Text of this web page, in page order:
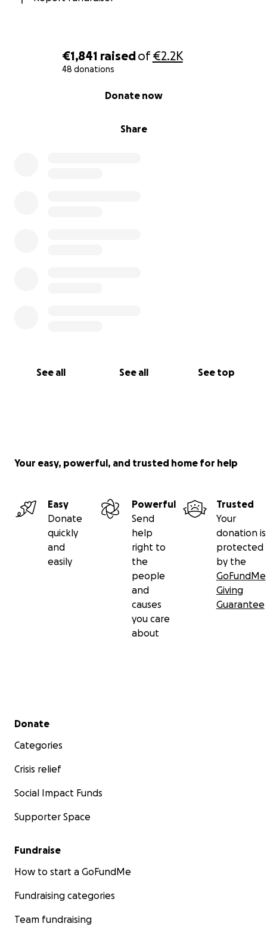
€1,841 raisedof€2.2K
48 donations
Share
Donate now
See all See all See top
Your easy, powerful, and trusted home for help
Easy
Donate
quickly
and
easily
Powerful
Send
help
right to
the
people
and
causes
you care
about
Trusted
Your
donation is
protected
by the
GoFundMe
Giving
Guarantee
Secondary menu
Donate
Categories
Crisis relief
Social Impact Funds
Supporter Space
Fundraise
How to start a GoFundMe
Fundraising categories
Team fundraising